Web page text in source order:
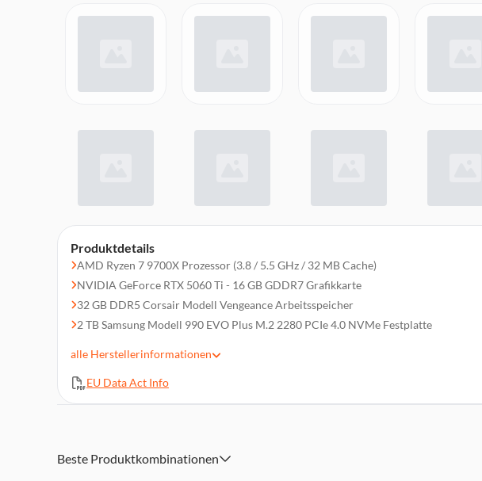
Produktdetails
AMD Ryzen 7 9700X Prozessor (3.8 / 5.5 GHz / 32 MB Cache)
NVIDIA GeForce RTX 5060 Ti - 16 GB GDDR7 Grafikkarte
32 GB DDR5 Corsair Modell Vengeance Arbeitsspeicher
2 TB Samsung Modell 990 EVO Plus M.2 2280 PCIe 4.0 NVMe Festplatte
MSI B650 GAMING PLUS WIFI
Endorfy Spartan 5 MAX ARGB
alle Herstellerinformationen
EU Data Act Info
Beste Produktkombinationen